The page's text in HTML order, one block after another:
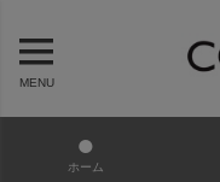
MENU
ホーム